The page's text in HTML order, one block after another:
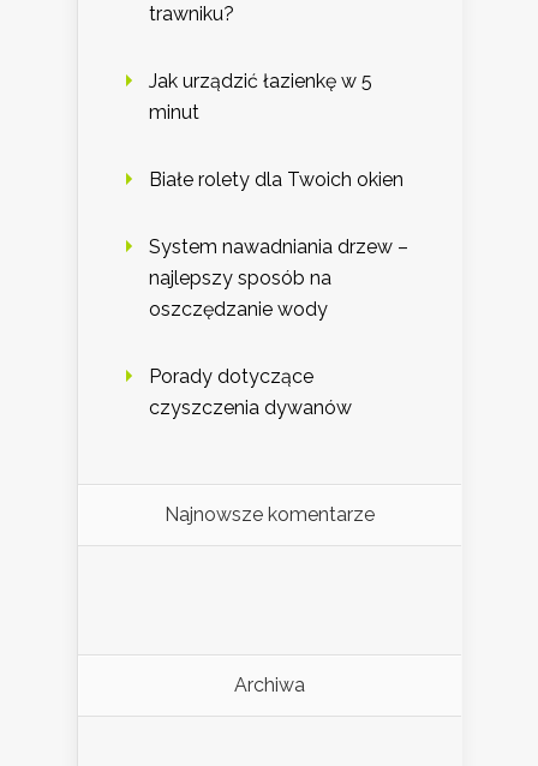
trawniku?
Jak urządzić łazienkę w 5
minut
Białe rolety dla Twoich okien
System nawadniania drzew –
najlepszy sposób na
oszczędzanie wody
Porady dotyczące
czyszczenia dywanów
Najnowsze komentarze
Archiwa